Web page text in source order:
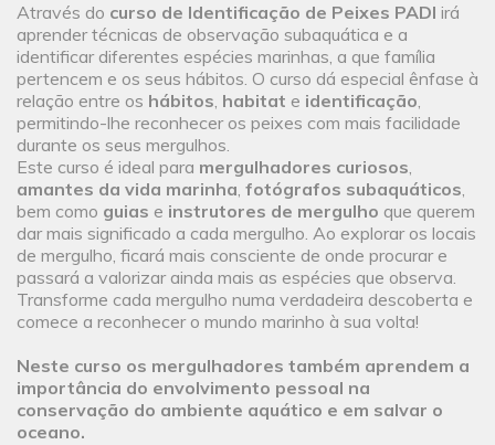
Através do curso de Identificação de Peixes PADI irá
aprender técnicas de observação subaquática e a
identificar diferentes espécies marinhas, a que família
pertencem e os seus hábitos. O curso dá especial ênfase à
relação entre os hábitos, habitat e identificação,
permitindo-lhe reconhecer os peixes com mais facilidade
durante os seus mergulhos.
Este curso é ideal para mergulhadores curiosos,
amantes da vida marinha, fotógrafos subaquáticos,
bem como guias e instrutores de mergulho que querem
dar mais significado a cada mergulho. Ao explorar os locais
de mergulho, ficará mais consciente de onde procurar e
passará a valorizar ainda mais as espécies que observa.
Transforme cada mergulho numa verdadeira descoberta e
comece a reconhecer o mundo marinho à sua volta!
Neste curso os mergulhadores também aprendem a
importância do envolvimento pessoal na
conservação do ambiente aquático e em salvar o
oceano.